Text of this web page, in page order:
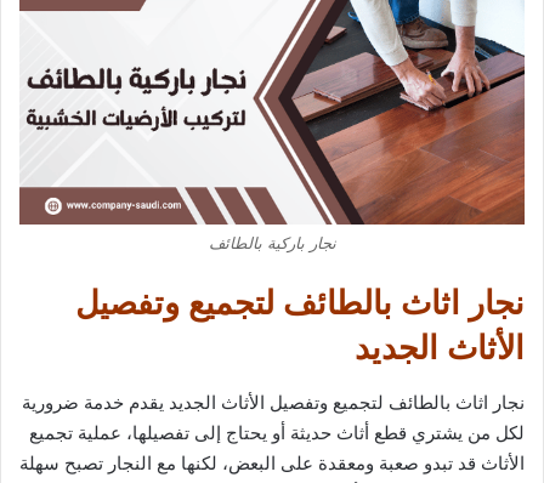
نجار باركية بالطائف
نجار اثاث بالطائف لتجميع وتفصيل
الأثاث الجديد
نجار اثاث بالطائف لتجميع وتفصيل الأثاث الجديد يقدم خدمة ضرورية
لكل من يشتري قطع أثاث حديثة أو يحتاج إلى تفصيلها، عملية تجميع
الأثاث قد تبدو صعبة ومعقدة على البعض، لكنها مع النجار تصبح سهلة